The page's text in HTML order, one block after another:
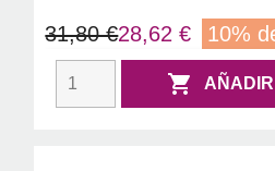
31,80 €28,62 € 10%
